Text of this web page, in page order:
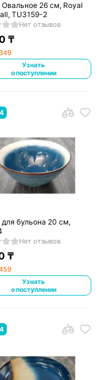
26 см, Royal
TU3159-2
Нет отзывов
₸
Узнать
о поступлении
бульона 20 см,
Нет отзывов
₸
Узнать
о поступлении